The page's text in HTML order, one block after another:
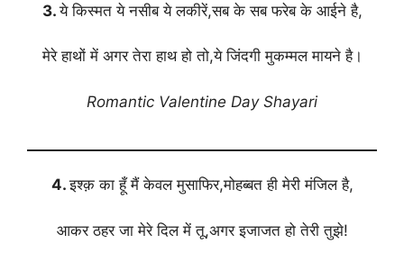
3.ये किस्मत ये नसीब ये लकीरें,सब के सब फरेब के आईने है,
मेरे हाथों में अगर तेरा हाथ हो तो,ये जिंदगी मुकम्मल मायने है।
Romantic Valentine Day Shayari
4.इश्क़ का हूँ मैं केवल मुसाफिर,मोहब्बत ही मेरी मंजिल है,
आकर ठहर जा मेरे दिल में तू,अगर इजाजत हो तेरी तुझे!